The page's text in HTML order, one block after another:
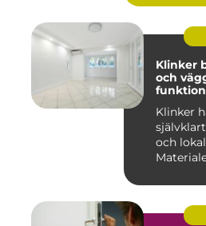
Klinker borås
och
funktion
Klinker
och